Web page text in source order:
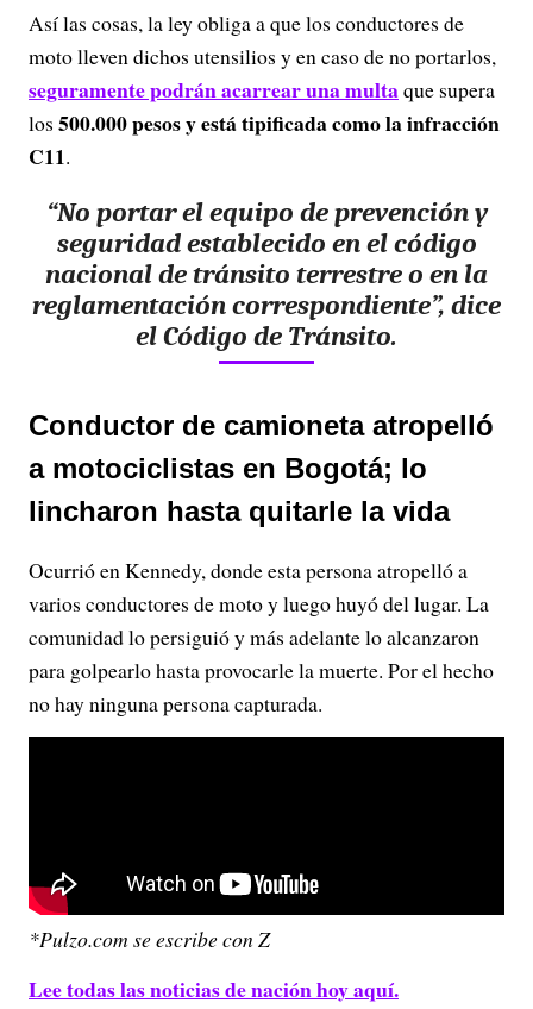
Así las cosas, la ley obliga a que los conductores de
moto lleven dichos utensilios y en caso de no portarlos,
seguramente podrán acarrear una multaque supera
los 500.000 pesos y está tipificada como la infracción
C11.
“No portar el equipo de prevención y
seguridad establecido en el código
nacional de tránsito terrestre o en la
reglamentación correspondiente”, dice
el Código de Tránsito.
Conductor de camioneta atropelló
a motociclistas en Bogotá; lo
lincharon hasta quitarle la vida
Ocurrió en Kennedy, donde esta persona atropelló a
varios conductores de moto y luego huyó del lugar. La
comunidad lo persiguió y más adelante lo alcanzaron
para golpearlo hasta provocarle la muerte. Por el hecho
no hay ninguna persona capturada.
*Pulzo.com se escribe con Z
Lee todas las noticias de nación hoy aquí.